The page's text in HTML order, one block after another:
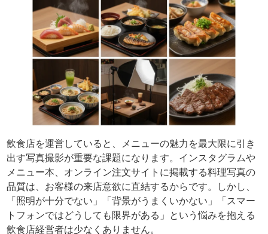
飲食店を運営していると、メニューの魅力を最大限に引き
出す写真撮影が重要な課題になります。インスタグラムや
メニュー本、オンライン注文サイトに掲載する料理写真の
品質は、お客様の来店意欲に直結するからです。しかし、
「照明が十分でない」「背景がうまくいかない」「スマー
トフォンではどうしても限界がある」という悩みを抱える
飲食店経営者は少なくありません。